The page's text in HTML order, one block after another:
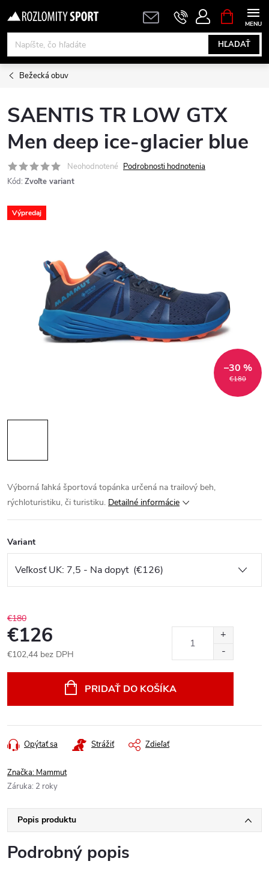
na
obsah
HĽADAŤ
KOŠÍK
Bežecká obuv
SAENTIS TR LOW GTX
Men deep ice-glacier blue
Neohodnotené Podrobnosti hodnotenia
Kód: Zvoľte variant
Výpredaj
€180
–30 %
Výborná ľahká športová topánka určená na trailový beh,
rýchloturistiku, či turistiku. Detailné informácie
Variant
€180
€126
€102,44 bez DPH
PRIDAŤ DO KOŠÍKA
Opýtať sa Strážiť Zdieľať
Značka: Mammut
Záruka: 2 roky
Popis produktu
Podrobný popis